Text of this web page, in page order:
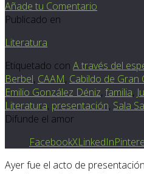
Añade tu Comentario
Publicado en
Literatura
Etiquetado con A través del
Berbel, CAAM, Cabildo de Gran
Emilio González Déniz, familia,
Literatura, presentación, Sala
Difunde el amor
FacebookXLinkedIn
Ayer fue el acto de